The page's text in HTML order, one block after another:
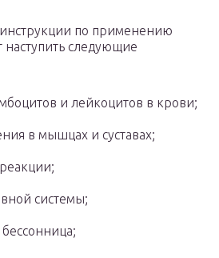
по применению
наступить следующие
и лейкоцитов в крови;
в мышцах и суставах;
системы;